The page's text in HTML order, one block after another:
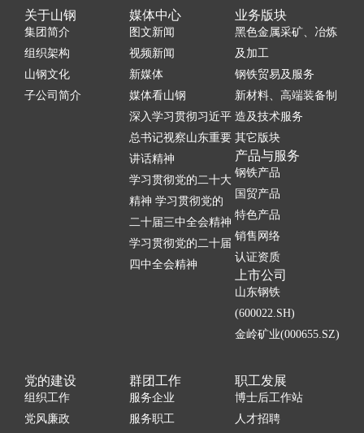
关于山钢
集团简介
组织架构
山钢文化
子公司简介
媒体中心
图文新闻
视频新闻
新媒体
媒体看山钢
深入学习贯彻习近平
总书记视察山东重要
讲话精神
学习贯彻党的二十大
精神 学习贯彻党的
二十届三中全会精神
学习贯彻党的二十届
四中全会精神
业务版块
黑色金属采矿、冶炼
及加工
钢铁贸易及服务
新材料、高端装备制
造及技术服务
其它版块
产品与服务
钢铁产品
国贸产品
特色产品
销售网络
认证资质
上市公司
山东钢铁
(600022.SH)
金岭矿业(000655.SZ)
党的建设
组织工作
党风廉政
群团工作
服务企业
服务职工
职工发展
博士后工作站
人才招聘